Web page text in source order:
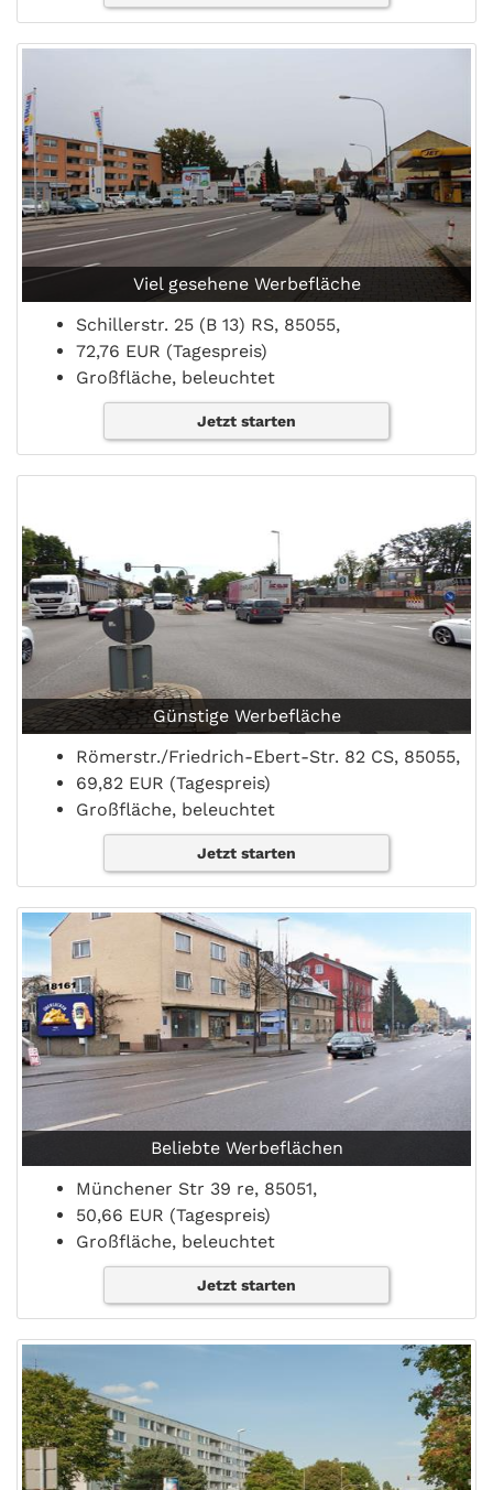
Viel gesehene Werbefläche
Schillerstr. 25 (B 13) RS, 85055,
72,76 EUR (Tagespreis)
Großfläche, beleuchtet
Jetzt starten
Günstige Werbefläche
Römerstr./Friedrich-Ebert-Str. 82 CS, 85055,
69,82 EUR (Tagespreis)
Großfläche, beleuchtet
Jetzt starten
Beliebte Werbeflächen
Münchener Str 39 re, 85051,
50,66 EUR (Tagespreis)
Großfläche, beleuchtet
Jetzt starten